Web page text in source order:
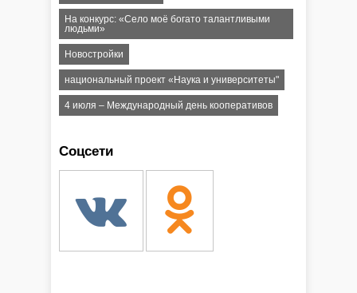
На конкурс: «Село моё богато талантливыми
людьми»
Новостройки
национальный проект «Наука и университеты"
4 июля – Международный день кооперативов
Соцсети